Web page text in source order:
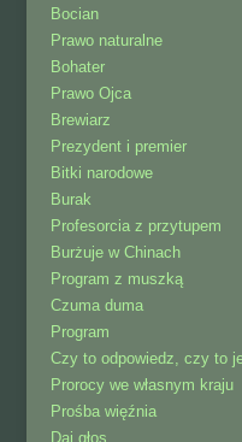
Bocian
Prawo naturalne
Bohater
Prawo Ojca
Brewiarz
Prezydent i premier
Bitki narodowe
Burak
Profesorcia z przytupem
Burżuje w Chinach
Program z muszką
Czuma duma
Program
Czy to odpowiedz, czy to
Prorocy we własnym kraju
Prośba więźnia
Daj głos